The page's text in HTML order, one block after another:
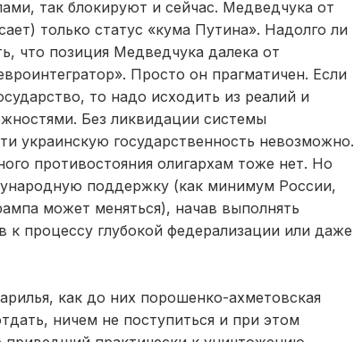
так блокируют и сейчас. Медведчука от
только статус «кума Путина». Надолго ли
что позиция Медведчука далека от
Просто он прагматичен. Если
то надо исходить из реалий и
Без ликвидации системы
украинскую государственность невозможно.
противостояния олигархам тоже нет. Но
поддержку (как минимум России,
может меняться), начав выполнять
к процессу глубокой федерализации или даже
как до них порошенко-ахметовская
ничем не поступиться и при этом